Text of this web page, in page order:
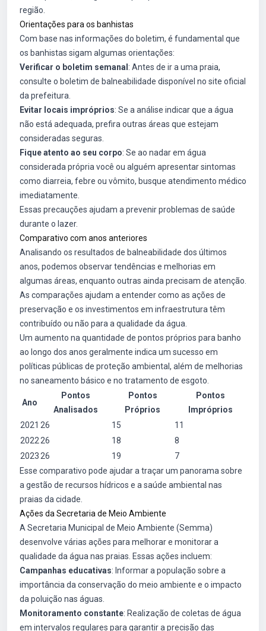
região.
Orientações para os banhistas
Com base nas informações do boletim, é fundamental que
os banhistas sigam algumas orientações:
Verificar o boletim semanal : Antes de ir a uma praia,
consulte o boletim de balneabilidade disponível no site oficial
da prefeitura.
Evitar locais impróprios: Se a análise indicar que a água
não está adequada, prefira outras áreas que estejam
consideradas seguras.
Fique atento ao seu corpo: Se ao nadar em água
considerada própria você ou alguém apresentar sintomas
como diarreia, febre ou vômito, busque atendimento médico
imediatamente.
Essas precauções ajudam a prevenir problemas de saúde
durante o lazer.
Comparativo com anos anteriores
Analisando os resultados de balneabilidade dos últimos
anos, podemos observar tendências e melhorias em
algumas áreas, enquanto outras ainda precisam de atenção.
As comparações ajudam a entender como as ações de
preservação e os investimentos em infraestrutura têm
contribuído ou não para a qualidade da água.
Um aumento na quantidade de pontos próprios para banho
ao longo dos anos geralmente indica um sucesso em
políticas públicas de proteção ambiental, além de melhorias
no saneamento básico e no tratamento de esgoto.
Ano
Pontos
Analisados
Pontos
Próprios
Pontos
Impróprios
2021 26 15
11
2022 26 18
8
2023 26 19
7
Esse comparativo pode ajudar a traçar um panorama sobre
a gestão de recursos hídricos e a saúde ambiental nas
praias da cidade.
Ações da Secretaria de Meio Ambiente
A Secretaria Municipal de Meio Ambiente (Semma)
desenvolve várias ações para melhorar e monitorar a
qualidade da água nas praias. Essas ações incluem:
Campanhas educativas: Informar a população sobre a
importância da conservação do meio ambiente e o impacto
da poluição nas águas.
Monitoramento constante: Realização de coletas de água
em intervalos regulares para garantir a precisão das